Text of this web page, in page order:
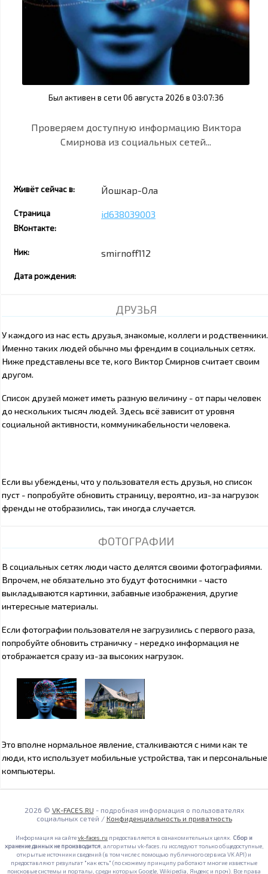
Был активен в сети 06 августа 2026 в 03:07:36
Проверяем доступную информацию Виктора
Смирнова из социальных сетей...
Живёт сейчас в: Йошкар-Ола
Страница
ВКонтакте:
id638039003
Ник: smirnoff112
Дата рождения:
ДРУЗЬЯ
У каждого из нас есть друзья, знакомые, коллеги и родственники.
Именно таких людей обычно мы френдим в социальных сетях.
Ниже представлены все те, кого Виктор Смирнов считает своим
другом.
Список друзей может иметь разную величину - от пары человек
до нескольких тысяч людей. Здесь всё зависит от уровня
социальной активности, коммуникабельности человека.
Если вы убеждены, что у пользователя есть друзья, но список
пуст - попробуйте обновить страницу, вероятно, из-за нагрузок
френды не отобразились, так иногда случается.
ФОТОГРАФИИ
В социальных сетях люди часто делятся своими фотографиями.
Впрочем, не обязательно это будут фотоснимки - часто
выкладываются картинки, забавные изображения, другие
интересные материалы.
Если фотографии пользователя не загрузились с первого раза,
попробуйте обновить страничку - нередко информация не
отображается сразу из-за высоких нагрузок.
Это вполне нормальное явление, сталкиваются с ними как те
люди, кто использует мобильные устройства, так и персональные
компьютеры.
2026 © VK-FACES.RU - подробная информация о пользователях
социальных сетей / Конфиденциальность и приватность
Информация на сайтеvk-faces.ru предоставляется в ознакомительных целях. Сбор и
хранение данных не производится, алгоритмы vk-faces.ru исследуют только общедоступные,
открытые источники сведений (в том числе с помощью публичного сервиса VK API) и
предоставляют результат "как есть" (по схожему принципу работают многие известные
поисковые системы и порталы, среди которых Google, Wikipedia, Яндекс и проч). Все права